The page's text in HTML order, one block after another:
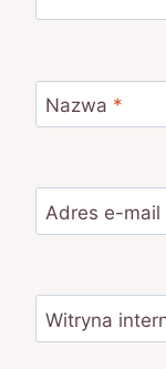
Nazwa *
Adres e-mail
Witryna